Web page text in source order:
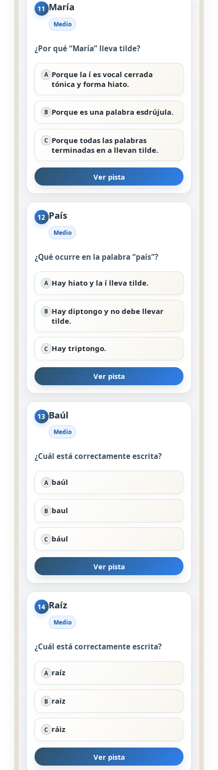
11 María
Medio
¿Por qué “María” lleva tilde?
A Porque la í es vocal cerrada
tónica y forma hiato.
B Porque es una palabra esdrújula.
C Porque todas las palabras
terminadas en a llevan tilde.
Ver pista
12 País
Medio
¿Qué ocurre en la palabra “país”?
A Hay hiato y la í lleva tilde.
B Hay diptongo y no debe llevar
tilde.
C Hay triptongo.
Ver pista
13 Baúl
Medio
¿Cuál está correctamente escrita?
A baúl
B baul
C bául
Ver pista
14 Raíz
Medio
¿Cuál está correctamente escrita?
A raíz
B raiz
C ráiz
Ver pista